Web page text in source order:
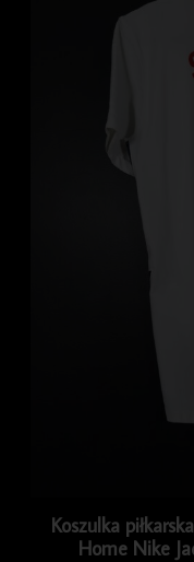
Koszulka
Home Nike